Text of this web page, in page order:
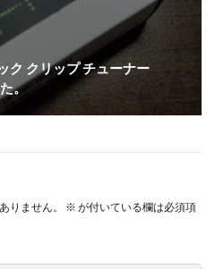
クリップ チューナー
。
りません。 ※ が付いている欄は必須項